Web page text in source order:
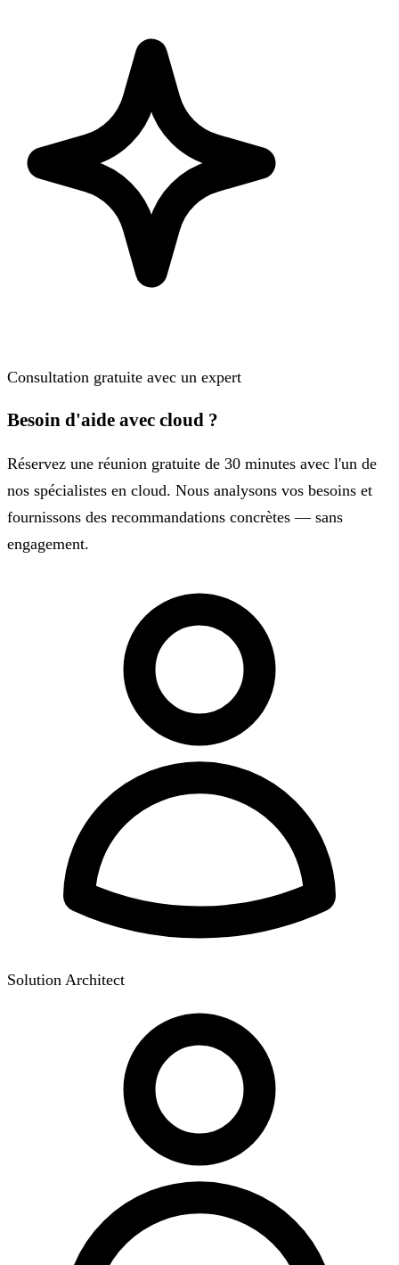
Consultation gratuite avec un expert
Besoin d'aide avec cloud ?
Réservez une réunion gratuite de 30 minutes avec l'un de
nos spécialistes en cloud. Nous analysons vos besoins et
fournissons des recommandations concrètes — sans
engagement.
Solution Architect